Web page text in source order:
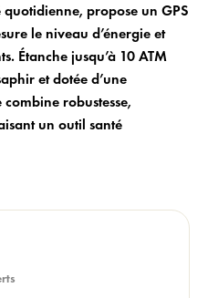
propose un GPS
le niveau d’énergie et
Étanche jusqu’à 10 ATM
et dotée d’une
robustesse,
un outil santé